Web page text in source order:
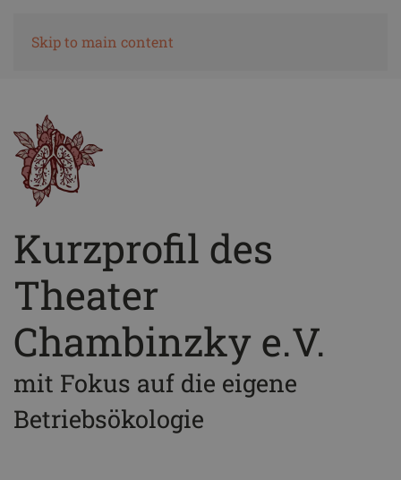
Skip to main content
Kurzprofil des
Theater
Chambinzky e.V.
mit Fokus auf die eigene
Betriebsökologie